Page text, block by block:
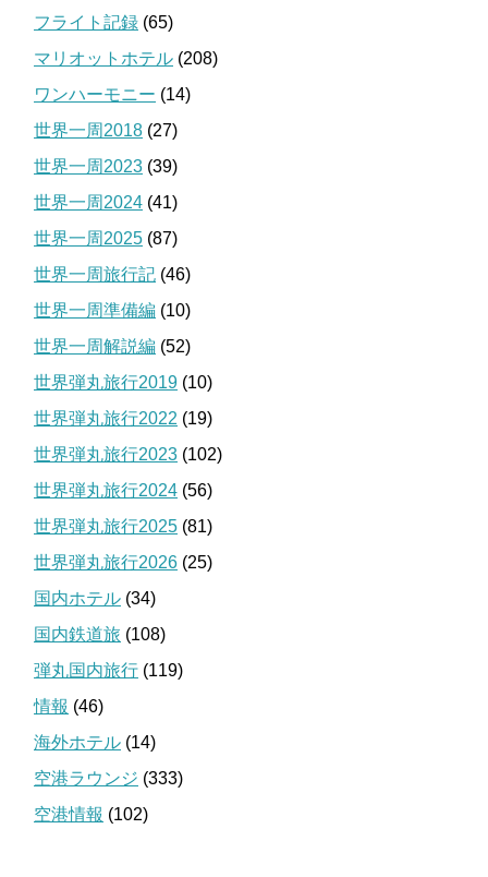
フライト記録 (65)
マリオットホテル (208)
ワンハーモニー (14)
世界一周2018 (27)
世界一周2023 (39)
世界一周2024 (41)
世界一周2025 (87)
世界一周旅行記 (46)
世界一周準備編 (10)
世界一周解説編 (52)
世界弾丸旅行2019 (10)
世界弾丸旅行2022 (19)
世界弾丸旅行2023 (102)
世界弾丸旅行2024 (56)
世界弾丸旅行2025 (81)
世界弾丸旅行2026 (25)
国内ホテル (34)
国内鉄道旅 (108)
弾丸国内旅行 (119)
情報 (46)
海外ホテル (14)
空港ラウンジ (333)
空港情報 (102)